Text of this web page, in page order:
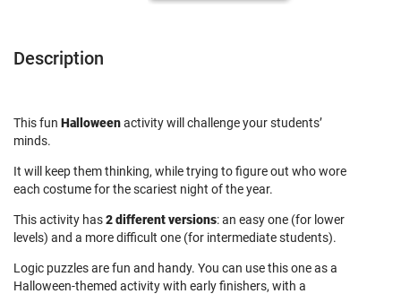
Description
This fun Halloweenactivity will challenge your students’
minds.
It will keep them thinking, while trying to figure out who wore
each costume for the scariest night of the year.
This activity has2 different versions: an easy one (for lower
levels) and a more difficult one (for intermediate students).
Logic puzzles are fun and handy. You can use this one as a
Halloween-themed activity with early finishers, with a